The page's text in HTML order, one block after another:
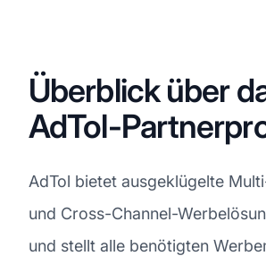
Überblick über
AdTol-
AdTol bietet ausgeklügelte
und Cross-Channel-
und stellt alle benötigten